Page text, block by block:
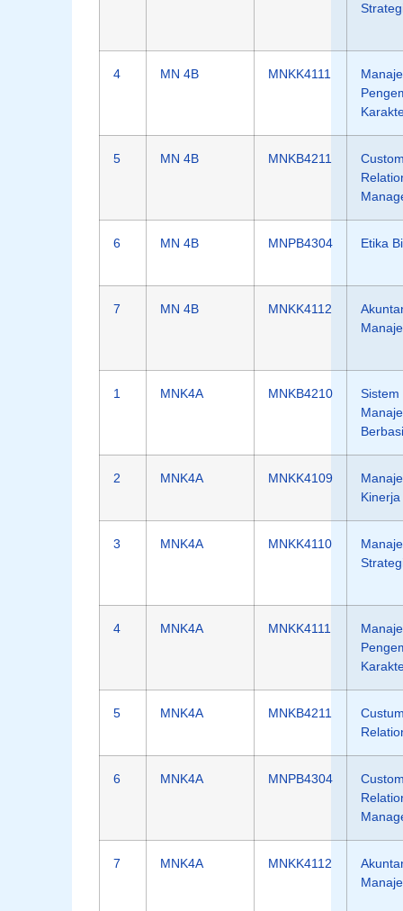
4 MN 4B MNKK4111
5 MN 4B MNKB4211
6 MN 4B MNPB4304 Etika
7 MN 4B MNKK4112
1 MNK4A MNKB4210
Sistem
2 MNK4A MNKK4109
Kinerja
3 MNK4A MNKK4110
4 MNK4A MNKK4111
5 MNK4A MNKB4211
6 MNK4A MNPB4304
7 MNK4A MNKK4112